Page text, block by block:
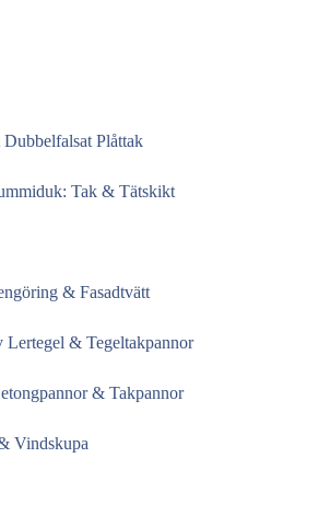
Plåttak
Tak & Tätskikt
& Fasadtvätt
Lertegel & Tegeltakpannor
& Takpannor
Vindskupa